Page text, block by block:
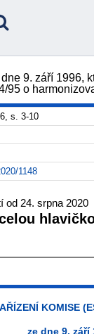
9. září 1996,
95 o
s. 3-10
1148
od 24. srpna 2020
KOMISE
ze dne 9. září